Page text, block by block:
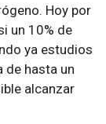
Hoy por
un 10% de
ya estudios
de hasta un
alcanzar